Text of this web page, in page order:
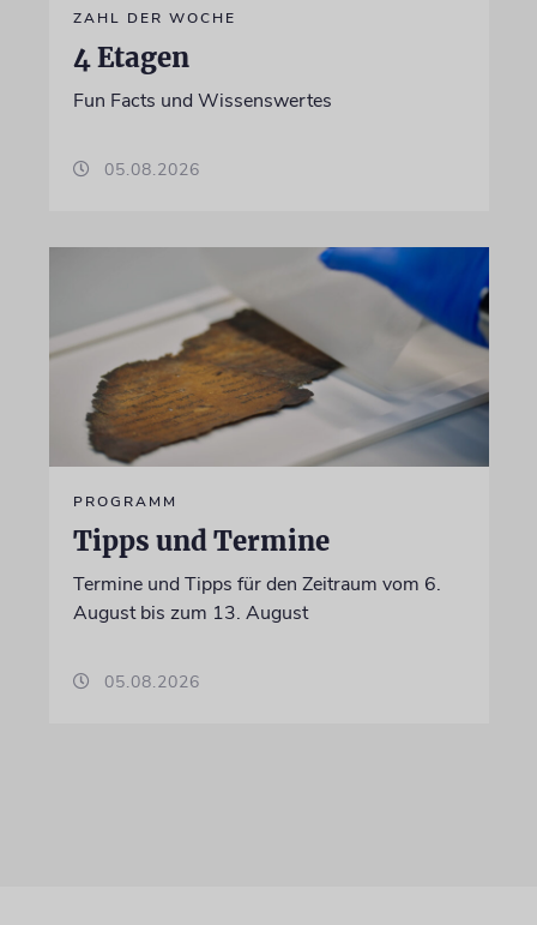
ZAHL DER WOCHE
4 Etagen
Fun Facts und Wissenswertes
05.08.2026
PROGRAMM
Tipps und Termine
Termine und Tipps für den Zeitraum vom 6.
August bis zum 13. August
05.08.2026